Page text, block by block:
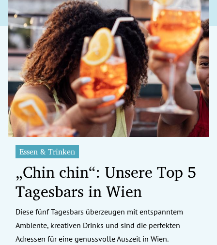
Untermenü
Untermenü
Untermenü
Untermenü
Untermenü
Untermenü
Untermenü
Untermenü
Untermenü
Essen & Trinken
„Chin chin“: Unsere Top 5
Tagesbars in Wien
Diese fünf Tagesbars überzeugen mit entspanntem
Ambiente, kreativen Drinks und sind die perfekten
Adressen für eine genussvolle Auszeit in Wien.